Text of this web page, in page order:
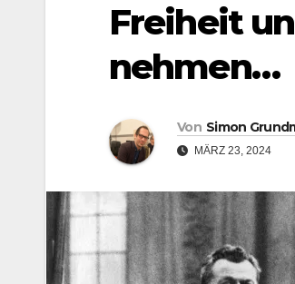
Freiheit
nehmen…
Von Simon
MÄRZ 23, 2024